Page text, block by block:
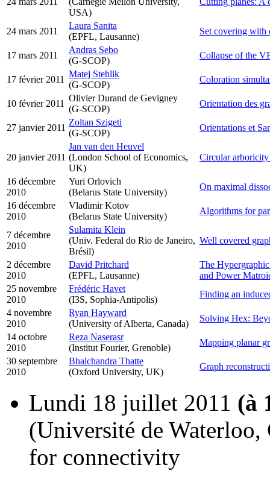
USA)
24 mars 2011
Laura Sanita
(EPFL, Lausanne)
Set covering with
17 mars 2011
Andras Sebo
(G-SCOP)
Collapse of the
17 février 2011
Matej Stehlik
(G-SCOP)
Coloration
10 février 2011
Olivier Durand de Gevigney
(G-SCOP)
Orientation des
27 janvier 2011
Zoltan Szigeti
(G-SCOP)
Orientations et
20 janvier 2011
Jan van den Heuvel
(London School of Economics,
UK)
Circular
16 décembre
2010
Yuri Orlovich
(Belarus State University)
On maximal
16 décembre
2010
Vladimir Kotov
(Belarus State University)
Algorithms for
7 décembre
2010
Sulamita Klein
(Univ. Federal do Rio de Janeiro,
Brésil)
Well covered
2 décembre
2010
David Pritchard
(EPFL, Lausanne)
The
and Power
25 novembre
2010
Frédéric Havet
(I3S, Sophia-Antipolis)
Finding an
4 novembre
2010
Ryan Hayward
(University of Alberta, Canada)
Solving Hex:
14 octobre
2010
Reza Naserasr
(Institut Fourier, Grenoble)
Mapping planar
30 septembre
2010
Bhalchandra Thatte
(Oxford University, UK)
Graph
Lundi 18 juillet 2011 (à
(Université de
for connectivity